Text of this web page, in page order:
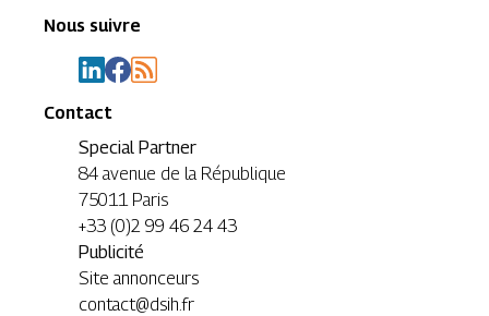
Nous suivre
Contact
Special Partner
84 avenue de la République
75011 Paris
+33 (0)2 99 46 24 43
Publicité
Site annonceurs
contact@dsih.fr